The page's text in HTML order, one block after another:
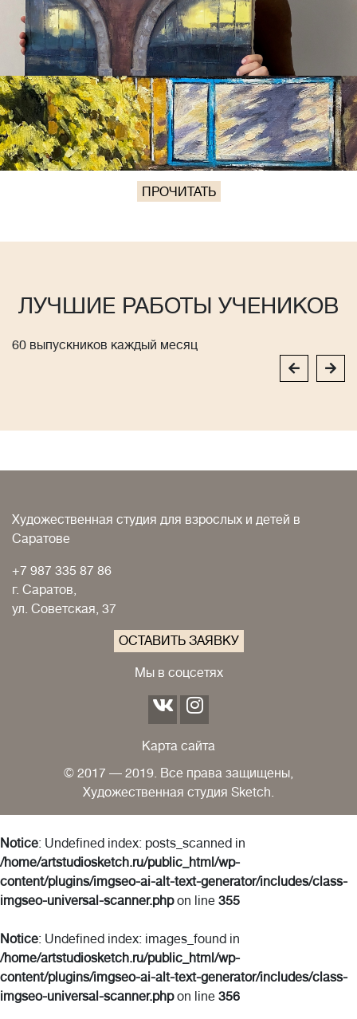
ПРОЧИТАТЬ
ЛУЧШИЕ РАБОТЫ УЧЕНИКОВ
60 выпускников каждый месяц
Художественная студия для взрослых и детей в
Саратове
+7 987 335 87 86
г. Саратов,
ул. Советская, 37
ОСТАВИТЬ ЗАЯВКУ
Мы в соцсетях
Карта сайта
© 2017 — 2019. Все права защищены,
Художественная студия Sketch.
Notice: Undefined index: posts_scanned in
/home/artstudiosketch.ru/public_html/wp-
content/plugins/imgseo-ai-alt-text-generator/includes/class-
imgseo-universal-scanner.phpon line 355
Notice: Undefined index: images_found in
/home/artstudiosketch.ru/public_html/wp-
content/plugins/imgseo-ai-alt-text-generator/includes/class-
imgseo-universal-scanner.phpon line 356